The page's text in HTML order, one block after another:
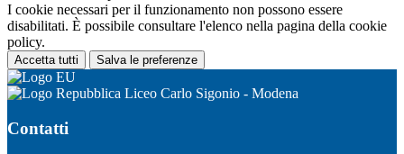
I cookie necessari per il funzionamento non possono essere
disabilitati. È possibile consultare l'elenco nella pagina della cookie
policy.
Accetta tutti Salva le preferenze
Liceo Carlo Sigonio - Modena
Contatti